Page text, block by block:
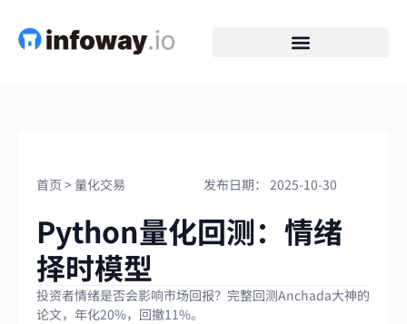
首页 > 量化交易 发布日期： 2025-10-30
Python量化回测：情绪
择时模型
投资者情绪是否会影响市场回报？完整回测Anchada大神的
论文，年化20%，回撤11%。